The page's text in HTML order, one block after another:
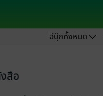
อีบุ๊กทั้งหมด
สือ